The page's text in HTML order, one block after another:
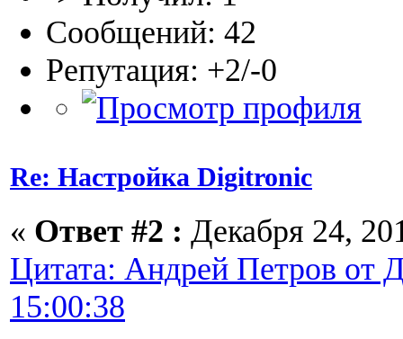
Сообщений: 42
Репутация: +2/-0
Re: Настройка Digitronic
« Ответ #2 : Декабря 24,
Цитата: Андрей Петров от
15:00:38